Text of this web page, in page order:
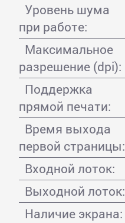
Уровень шума
при работе:
Максимальное
разрешение (dpi):
Поддержка
прямой печати:
Время выхода
первой страницы:
Входной лоток:
Выходной лоток:
Наличие экрана: